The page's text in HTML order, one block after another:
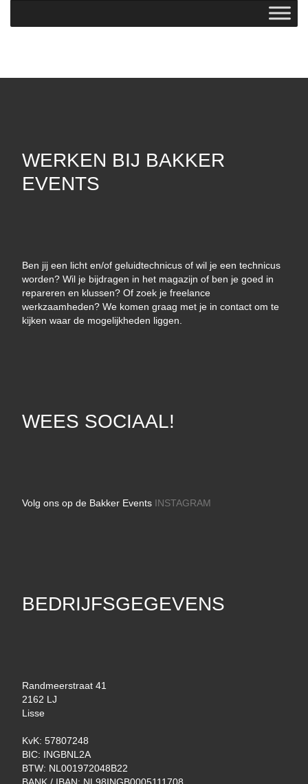
WERKEN BIJ BAKKER
EVENTS
Ben jij een licht en/of geluidtechnicus of wil je een technicus
worden? Wil je bijdragen in het magazijn of ben je goed in
repareren en klussen? Of zoek je freelance
werkzaamheden? We komen graag met je in contact om te
kijken waar de mogelijkheden liggen.
WEES SOCIAAL!
Volg ons op de Bakker Events INSTAGRAM
BEDRIJFSGEGEVENS
Randmeerstraat 41
2162 LJ
Lisse
KvK: 57807248
BIC: INGBNL2A
BTW: NL001972048B22